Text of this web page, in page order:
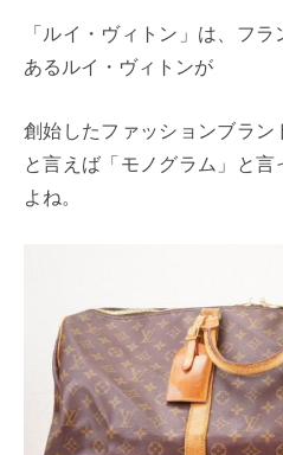
「ルイ・ヴィトン」は、フ
あるルイ・ヴィトンが
創始したファッションブラ
と言えば「モノグラム」と
よね。